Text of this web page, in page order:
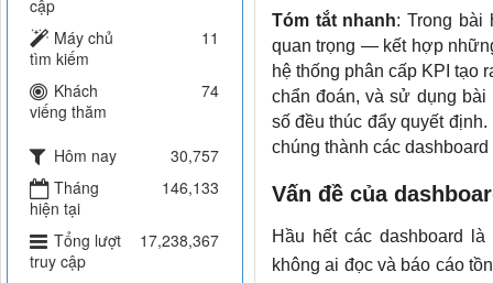
Tóm tắt nhanh: Trong bài
quan trọng — kết hợp
hệ thống phân cấp KPI tạo
chẩn đoán, và sử dụng
số đều thúc đẩy quyết
chúng thành các
Vấn đề của
Hầu hết các dashboard
không ai đọc và báo cáo
cập
Máy chủ
tìm kiếm
11
Khách
viếng thăm
74
Hôm nay
30,757
Tháng
hiện tại
146,133
Tổng lượt
truy cập
17,238,367